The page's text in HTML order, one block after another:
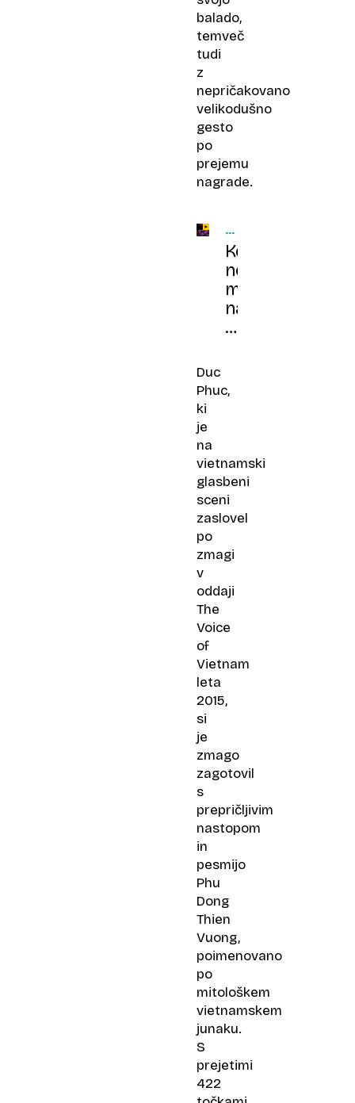
balado,
temveč
tudi
z
nepričakovano
velikodušno
gesto
po
prejemu
nagrade.
PUTINOVA
EVROVIZIJA
Ker
ne
morejo
na
Evrovizijo,
naročil
oživitev
Duc
Phuc,
ki
je
na
vietnamski
glasbeni
sceni
zaslovel
po
zmagi
v
oddaji
The
Voice
of
Vietnam
leta
2015,
si
je
zmago
zagotovil
s
prepričljivim
nastopom
in
pesmijo
Phu
Dong
Thien
Vuong,
poimenovano
po
mitološkem
vietnamskem
junaku.
S
prejetimi
422